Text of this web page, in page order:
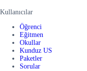
Kullanıcılar
Öğrenci
Eğitmen
Okullar
Kunduz US
Paketler
Sorular